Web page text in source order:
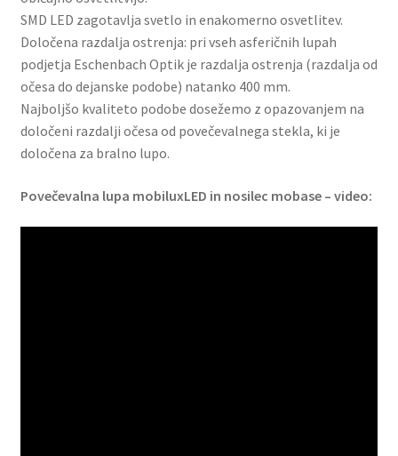
SMD LED zagotavlja svetlo in enakomerno osvetlitev.
Določena razdalja ostrenja: pri vseh asferičnih lupah
podjetja Eschenbach Optik je razdalja ostrenja (razdalja od
očesa do dejanske podobe) natanko 400 mm.
Najboljšo kvaliteto podobe dosežemo z opazovanjem na
določeni razdalji očesa od povečevalnega stekla, ki je
določena za bralno lupo.
Povečevalna lupa mobiluxLED in nosilec mobase – video: